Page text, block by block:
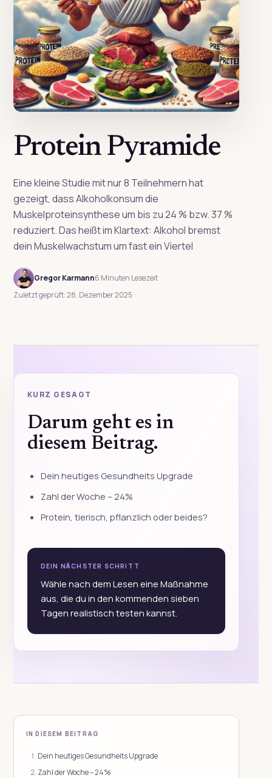
Protein Pyramide
Eine kleine Studie mit nur 8 Teilnehmern hat
gezeigt, dass Alkoholkonsum die
Muskelproteinsynthese um bis zu 24 % bzw. 37 %
reduziert. Das heißt im Klartext: Alkohol bremst
dein Muskelwachstum um fast ein Viertel
Gregor Karmann6 Minuten Lesezeit
Zuletzt geprüft: 28. Dezember 2025
KURZ GESAGT
Darum geht es in
diesem Beitrag.
Dein heutiges Gesundheits Upgrade
Zahl der Woche – 24%
Protein, tierisch, pflanzlich oder beides?
DEIN NÄCHSTER SCHRITT
Wähle nach dem Lesen eine Maßnahme
aus, die du in den kommenden sieben
Tagen realistisch testen kannst.
IN DIESEM BEITRAG
Dein heutiges Gesundheits Upgrade
Zahl der Woche – 24%